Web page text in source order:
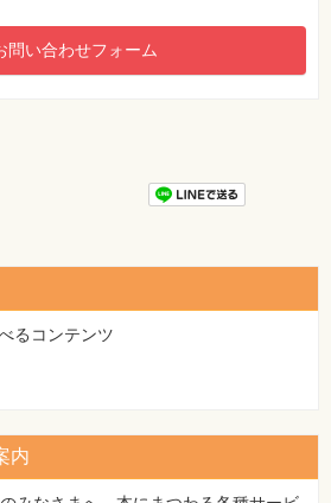
問い合わせフォーム
るコンテンツ
内